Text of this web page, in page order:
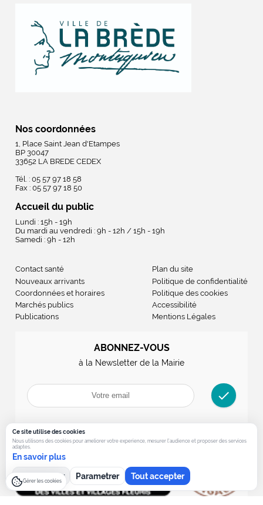
Nos coordonnées
1, Place Saint Jean d'Etampes
BP 30047
33652 LA BREDE CEDEX
Tél. : 05 57 97 18 58
Fax : 05 57 97 18 50
Accueil du public
Lundi : 15h - 19h
Du mardi au vendredi : 9h - 12h / 15h - 19h
Samedi : 9h - 12h
Contact santé
Nouveaux arrivants
Coordonnées et horaires
Marchés publics
Publications
Plan du site
Politique de confidentialité
Politique des cookies
Accessibilité
Mentions Légales
ABONNEZ-VOUS
à la Newsletter de la Mairie
check
Ce site utilise des cookies
Nous utilisons des cookies pour ameliorer votre experience, mesurer l’audience et proposer des services
adaptes.
En savoir plus
Tout refuser Parametrer Tout accepter
Gérer les cookies